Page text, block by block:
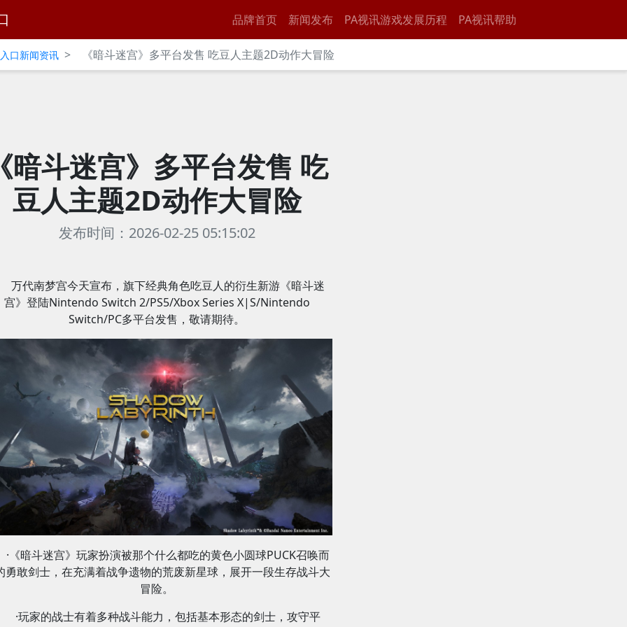
品牌首页 新闻发布 PA视讯游戏发展历程 PA视讯帮助
口新闻资讯 > 《暗斗迷宫》多平台发售 吃豆人主题2D动作大冒险
暗斗迷宫》多平台发售 吃
豆人主题2D动作大冒险
发布时间：2026-02-25 05:15:02
万代南梦宫今天宣布，旗下经典角色吃豆人的衍生新游《暗斗迷
宫》登陆Nintendo Switch 2/PS5/Xbox Series X|S/Nintendo
Switch/PC多平台发售，敬请期待。
·《暗斗迷宫》玩家扮演被那个什么都吃的黄色小圆球PUCK召唤而
勇敢剑士，在充满着战争遗物的荒废新星球，展开一段生存战斗大
冒险。
·玩家的战士有着多种战斗能力，包括基本形态的剑士，攻守平